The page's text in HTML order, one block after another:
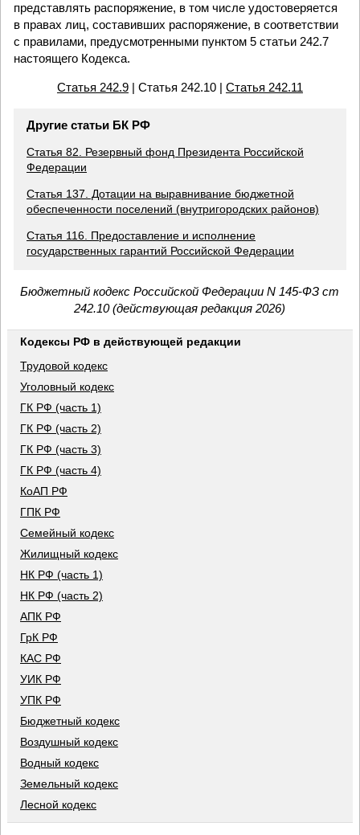
представлять распоряжение, в том числе удостоверяется
в правах лиц, составивших распоряжение, в соответствии
с правилами, предусмотренными пунктом 5 статьи 242.7
настоящего Кодекса.
Статья 242.9| Статья 242.10 | Статья 242.11
Другие статьи БК РФ
Статья 82. Резервный фонд Президента Российской
Федерации
Статья 137. Дотации на выравнивание бюджетной
обеспеченности поселений (внутригородских районов)
Статья 116. Предоставление и исполнение
государственных гарантий Российской Федерации
Бюджетный кодекс Российской Федерации N 145-ФЗ ст
242.10 (действующая редакция 2026)
Кодексы РФ в действующей редакции
Трудовой кодекс
Уголовный кодекс
ГК РФ (часть 1)
ГК РФ (часть 2)
ГК РФ (часть 3)
ГК РФ (часть 4)
КоАП РФ
ГПК РФ
Семейный кодекс
Жилищный кодекс
НК РФ (часть 1)
НК РФ (часть 2)
АПК РФ
ГрК РФ
КАС РФ
УИК РФ
УПК РФ
Бюджетный кодекс
Воздушный кодекс
Водный кодекс
Земельный кодекс
Лесной кодекс